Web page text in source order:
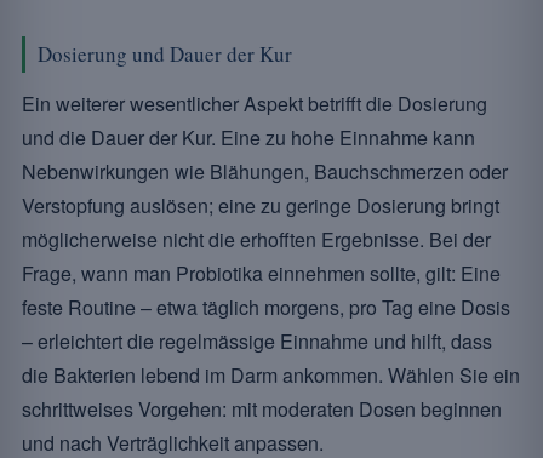
Dosierung und Dauer der Kur
Ein weiterer wesentlicher Aspekt betrifft die Dosierung
und die Dauer der Kur. Eine zu hohe Einnahme kann
Nebenwirkungen wie Blähungen, Bauchschmerzen oder
Verstopfung auslösen; eine zu geringe Dosierung bringt
möglicherweise nicht die erhofften Ergebnisse. Bei der
Frage, wann man Probiotika einnehmen sollte, gilt: Eine
feste Routine – etwa täglich morgens, pro Tag eine Dosis
– erleichtert die regelmässige Einnahme und hilft, dass
die Bakterien lebend im Darm ankommen. Wählen Sie ein
schrittweises Vorgehen: mit moderaten Dosen beginnen
und nach Verträglichkeit anpassen.